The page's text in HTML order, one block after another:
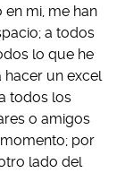
mi, me han
a todos
lo que he
hacer un excel
todos los
o amigos
por
lado del